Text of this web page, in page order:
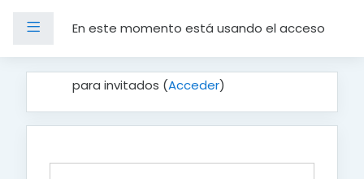
Panel lateral
En este momento está usando el acceso
para invitados (Acceder)